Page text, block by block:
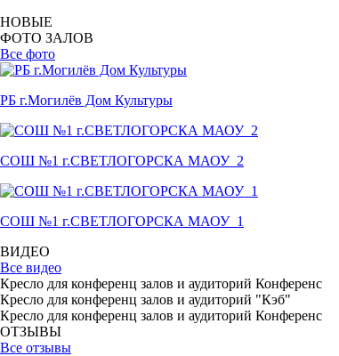
НОВЫЕ
ФОТО ЗАЛОВ
Все фото
РБ г.Могилёв Дом Культуры
СОШ №1 г.СВЕТЛОГОРСКА МАОУ_2
СОШ №1 г.СВЕТЛОГОРСКА МАОУ_1
ВИДЕО
Все видео
Кресло для конференц залов и аудиторий Конференс
Кресло для конференц залов и аудиторий "Кэб"
Кресло для конференц залов и аудиторий Конференс
ОТЗЫВЫ
Все отзывы